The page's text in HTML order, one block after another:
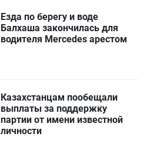
Езда по берегу и воде
Балхаша закончилась для
водителя Mercedes арестом
Казахстанцам пообещали
выплаты за поддержку
партии от имени известной
личности